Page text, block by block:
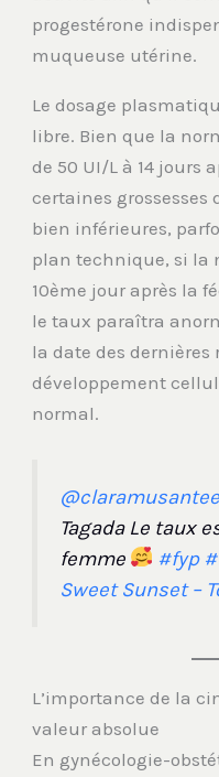
progestérone
muqueuse utérine.
Le dosage
libre. Bien que la
de 50 UI/L à 14 jours
certaines grossesses
bien inférieures,
plan technique, si la
10ème jour après la
le taux paraîtra
la date des dernières
développement
normal.
@claramusantee
Tagada Le taux
femme
#fyp
Sweet Sunset –
L’importance de la
valeur absolue
En gynécologie-